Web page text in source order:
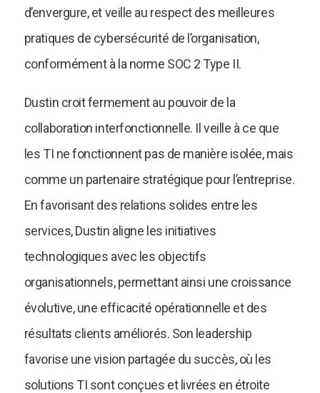
d’envergure, et veille au respect des meilleures
pratiques de cybersécurité de l’organisation,
conformément à la norme SOC 2 Type II.
Dustin croit fermement au pouvoir de la
collaboration interfonctionnelle. Il veille à ce que
les TI ne fonctionnent pas de manière isolée, mais
comme un partenaire stratégique pour l’entreprise.
En favorisant des relations solides entre les
services, Dustin aligne les initiatives
technologiques avec les objectifs
organisationnels, permettant ainsi une croissance
évolutive, une efficacité opérationnelle et des
résultats clients améliorés. Son leadership
favorise une vision partagée du succès, où les
solutions TI sont conçues et livrées en étroite